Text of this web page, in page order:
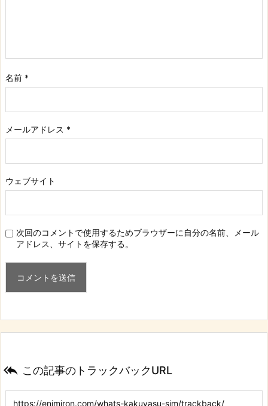
名前 *
メールアドレス *
ウェブサイト
次回のコメントで使用するためブラウザーに自分の名前、メール
アドレス、サイトを保存する。
 この記事のトラックバックURL